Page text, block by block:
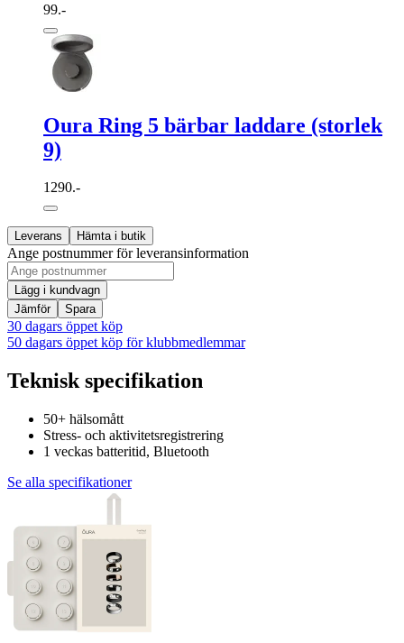
99.-
Oura Ring 5 bärbar laddare (storlek
9)
1290.-
Leverans Hämta i butik
Ange postnummer för leveransinformation
Lägg i kundvagn
Jämför
Spara
30 dagars öppet köp
50 dagars öppet köp för klubbmedlemmar
Teknisk specifikation
50+ hälsomått
Stress- och aktivitetsregistrering
1 veckas batteritid, Bluetooth
Se alla specifikationer